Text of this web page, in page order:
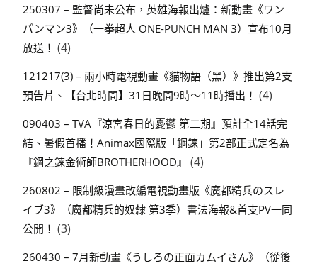
250307 – 監督尚未公布，英雄海報出爐：新動畫《ワン
パンマン3》（一拳超人 ONE-PUNCH MAN 3）宣布10月
放送！ (4)
121217(3) – 兩小時電視動畫《貓物語（黑）》推出第2支
預告片、【台北時間】31日晚間9時～11時播出！ (4)
090403 – TVA『涼宮春日的憂鬱 第二期』預計全14話完
結、暑假首播！Animax國際版「鋼鍊」第2部正式定名為
『鋼之鍊金術師BROTHERHOOD』
(4)
260802 – 限制級漫畫改編電視動畫版《魔都精兵のスレ
イブ3》（魔都精兵的奴隸 第3季）書法海報&首支PV一同
公開！ (3)
260430 – 7月新動畫《うしろの正面カムイさん》（從後